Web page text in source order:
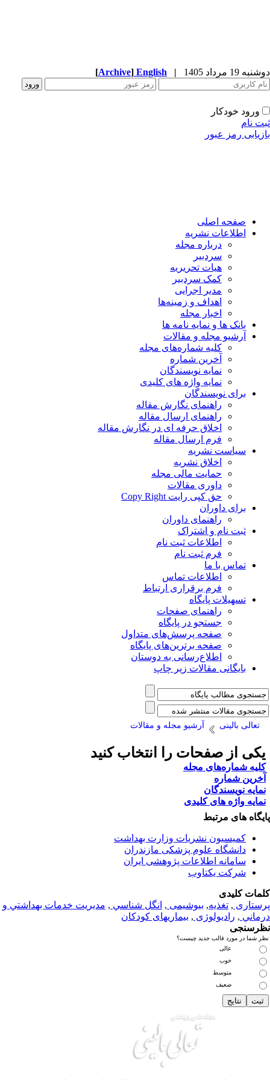
19 مرداد 1405 |
English
[Archive]
ورود خودکار
نام
رمز عبور
صفحه اصلی
اطلاعات نشریه
درباره مجله
سردبیر
هیات تحریریه
کمک سردبیر
مدیر اجرایی
اهداف و زمینه‌ها
اخبار مجله
بانک ها و نمایه نامه ها
آرشیو مجله و مقالات
کلیه شماره‌های مجله
آخرین شماره
نمایه نویسندگان
نمایه واژه های کلیدی
برای نویسندگان
راهنمای نگارش مقاله
راهنمای ارسال مقاله
اخلاق حرفه ای در نگارش مقاله
فرم ارسال مقاله
سیاست نشریه
اخلاق نشریه
حمایت مالی مجله
داوری مقالات
حق کپی رایت Copy Right
برای داوران
راهنمای داوران
ثبت نام و اشتراک
اطلاعات ثبت نام
فرم ثبت نام
تماس با ما
اطلاعات تماس
فرم برقراری ارتباط
تسهیلات پایگاه
راهنمای صفحات
جستجو در پایگاه
صفحه پرسش‌های متداول
صفحه برترین‌های پایگاه
اطلاع‌رسانی به دوستان
بایگانی مقالات زیر چاپ
تعالی بالینی آرشیو مجله و مقالات
از صفحات را انتخاب کنید
شماره‌های مجله
شماره
نویسندگان
واژه های کلیدی
های مرتبط
کمیسیون نشریات وزارت بهداشت
دانشگاه علوم پزشکی مازندران
سامانه اطلاعات پژوهشی ایران
شرکت یکتاوب
کلیدی
, تغذيه,بیوشیمی , انگل شناسي , مديريت خدمات بهداشتي و
, رادیولوژی, بیماریهای کودکان
شما در مورد قالب جدید چیست؟
عالی
خوب
متوسط
ضعیف